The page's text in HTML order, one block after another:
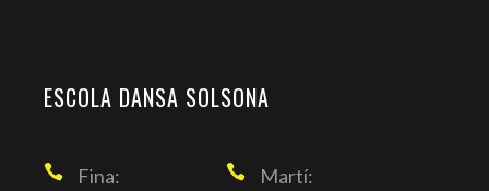
ESCOLA DANSA SOLSONA
Fina:
Martí: